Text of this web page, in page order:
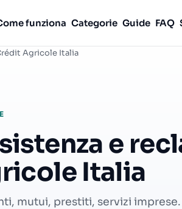
funziona Categorie Guide FAQ
Agricole Italia
e
Italia
mutui, prestiti, servizi imprese.